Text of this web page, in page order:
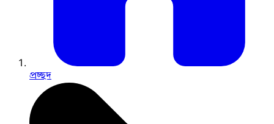
প্রচ্ছদ